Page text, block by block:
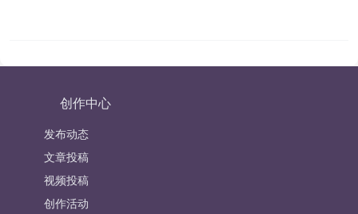
创作中心
发布动态
文章投稿
视频投稿
创作活动